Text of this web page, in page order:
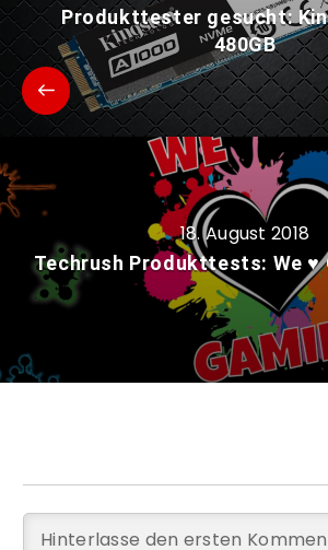
Produkttester gesucht:
480GB
18. August 2018
Techrush Produkttests: We ♥